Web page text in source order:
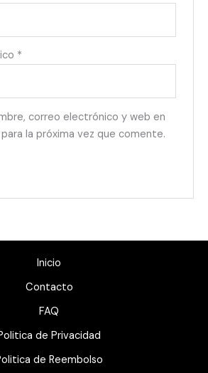
*
correo electrónico y web en
la próxima vez que comente.
Inicio
Contacto
FAQ
de Privacidad
de Reembolso